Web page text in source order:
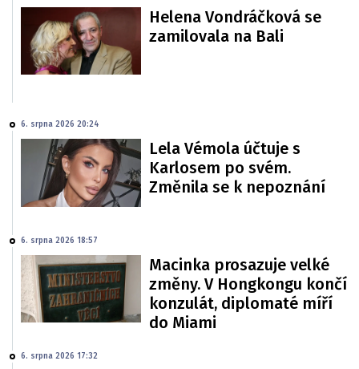
Helena Vondráčková se
zamilovala na Bali
6. srpna 2026 20:24
Lela Vémola účtuje s
Karlosem po svém.
Změnila se k nepoznání
6. srpna 2026 18:57
Macinka prosazuje velké
změny. V Hongkongu končí
konzulát, diplomaté míří
do Miami
6. srpna 2026 17:32